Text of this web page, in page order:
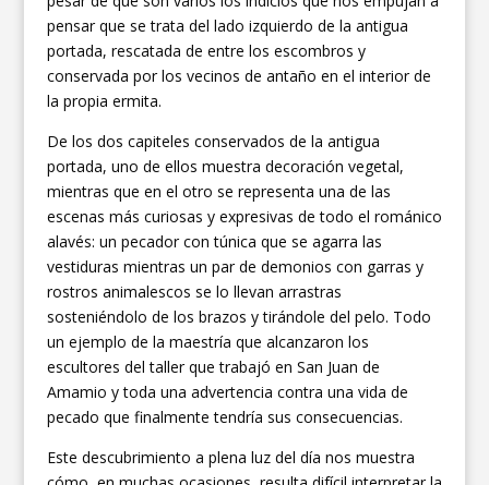
pensar que se trata del lado izquierdo de la antigua
portada, rescatada de entre los escombros y
conservada por los vecinos de antaño en el interior de
la propia ermita.
De los dos capiteles conservados de la antigua
portada, uno de ellos muestra decoración vegetal,
mientras que en el otro se representa una de las
escenas más curiosas y expresivas de todo el románico
alavés: un pecador con túnica que se agarra las
vestiduras mientras un par de demonios con garras y
rostros animalescos se lo llevan arrastras
sosteniéndolo de los brazos y tirándole del pelo. Todo
un ejemplo de la maestría que alcanzaron los
escultores del taller que trabajó en San Juan de
Amamio y toda una advertencia contra una vida de
pecado que finalmente tendría sus consecuencias.
Este descubrimiento a plena luz del día nos muestra